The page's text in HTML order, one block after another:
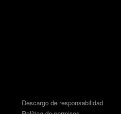
Descargo de responsabilidad